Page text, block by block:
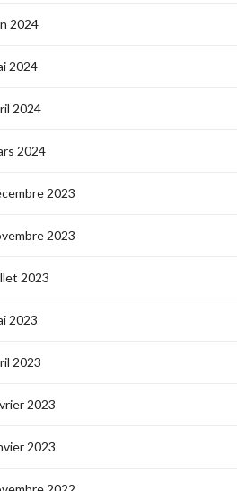
2024
2024
2024
2024
2023
2023
2023
2023
2023
2023
2023